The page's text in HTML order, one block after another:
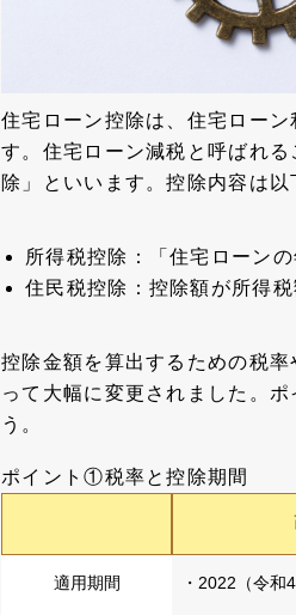
住宅ローン控除は、住宅ロー
す。住宅ローン減税と呼ばれ
除」といいます。控除内容は以
所得税控除：「住宅ローン
住民税控除：控除額が所得
控除金額を算出するための税
って大幅に変更されました。
う。
ポイント①税率と控除期間
適用期間 ・2022（令和